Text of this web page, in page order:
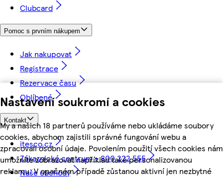
Nastavení soukromí a cookies
My a našich 18 partnerů používáme nebo ukládáme soubory
cookies, abychom zajistili správné fungování webu a
zpracovali osobní údaje. Povolením použití všech cookies nám
umožníte zobrazovat například také personalizovanou
reklamu. V opačném případě zůstanou aktivní jen nezbytné
Clubcard
Pomoc s prvním nákupem
Jak nakupovat
Registrace
Rezervace času
Oblíbené
Kontakt
itesco.cz
Zákaznické centrum - 800 222 555
Naše obchody